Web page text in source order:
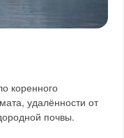
коренного
удалённости от
почвы.